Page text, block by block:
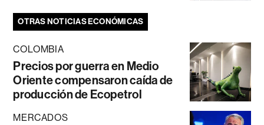
OTRAS NOTICIAS ECONÓMICAS
COLOMBIA
Precios por guerra en Medio
Oriente compensaron caída de
producción de Ecopetrol
MERCADOS